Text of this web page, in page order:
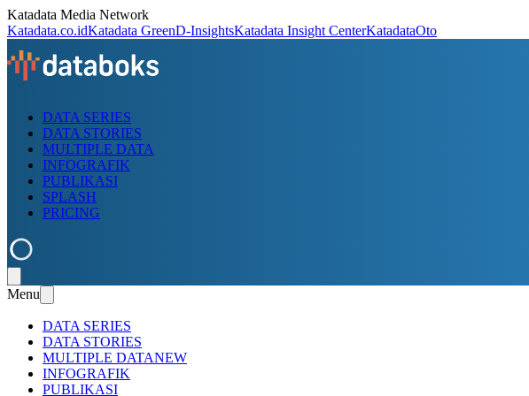
Katadata Media Network
Katadata.co.idKatadata GreenD-InsightsKatadata Insight CenterKatadataOto
DATA SERIES
DATA STORIES
MULTIPLE DATA
INFOGRAFIK
PUBLIKASI
SPLASH
PRICING
Menu
DATA SERIES
DATA STORIES
MULTIPLE DATANEW
INFOGRAFIK
PUBLIKASI